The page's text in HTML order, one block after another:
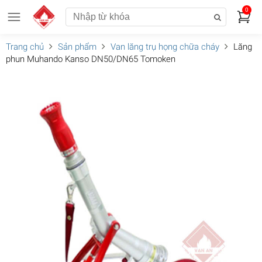
0
Trang chủ Sản phẩm Van lăng trụ họng chữa cháy
Lăng
phun Muhando Kanso DN50/DN65 Tomoken